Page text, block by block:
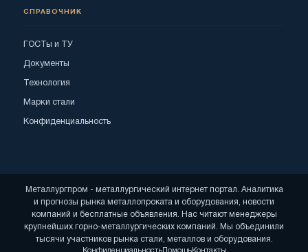
СПРАВОЧНИК
ГОСТы и ТУ
Документы
Технология
Марки стали
Конфиденциальность
Металлургпром - металлургический интернет портал. Аналитика
и прогнозы рынка металлопроката и оборудования, новости
компаний и бесплатные объявления. Нас читают менеджеры
крупнейших горно-металлургических компаний. Мы объединили
тысячи участников рынка стали, металлов и оборудования.